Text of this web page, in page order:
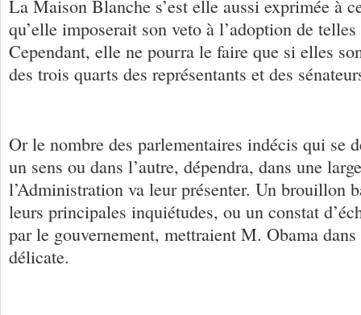
La Maison Blanche s’est elle aussi exprimée à
qu’elle imposerait son veto à l’adoption de
Cependant, elle ne pourra le faire que si elles
des trois quarts des représentants et des
Or le nombre des parlementaires indécis qui se
un sens ou dans l’autre, dépendra, dans une
l’Administration va leur présenter. Un brouillon
leurs principales inquiétudes, ou un constat
par le gouvernement, mettraient M. Obama
délicate.